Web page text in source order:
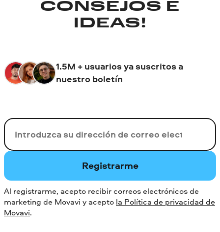
CONSEJOS E
IDEAS!
1.5M + usuarios ya suscritos a
nuestro boletín
Su correo electrónico
Registrarme
Al registrarme, acepto recibir correos electrónicos de
marketing de Movavi y acepto la Política de privacidad de
Movavi.